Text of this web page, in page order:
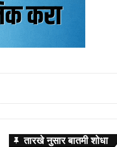
तारखे नुसार बातमी शोधा